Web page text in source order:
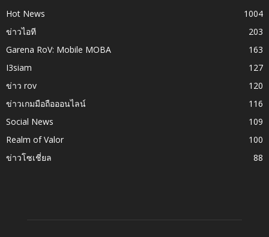
Hot News
1004
ข่าวไอที
203
Garena RoV: Mobile MOBA
163
I3siam
127
ข่าว rov
120
ข่าวเกมมือถือออนไลน์
116
Social News
109
Realm of Valor
100
ข่าวโซเชี่ยล
88